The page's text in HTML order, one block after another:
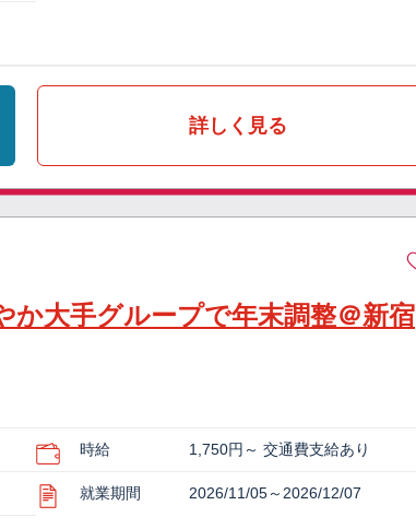
詳しく見る
か大手グループで年末調整＠新宿
時給 1,750円～ 交通費支給あり
就業期間 2026/11/05～2026/12/07